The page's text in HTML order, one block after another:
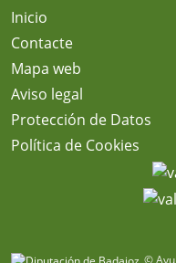
Inicio
Contacte
Mapa web
Aviso legal
Protección de Datos
Política de Cookies